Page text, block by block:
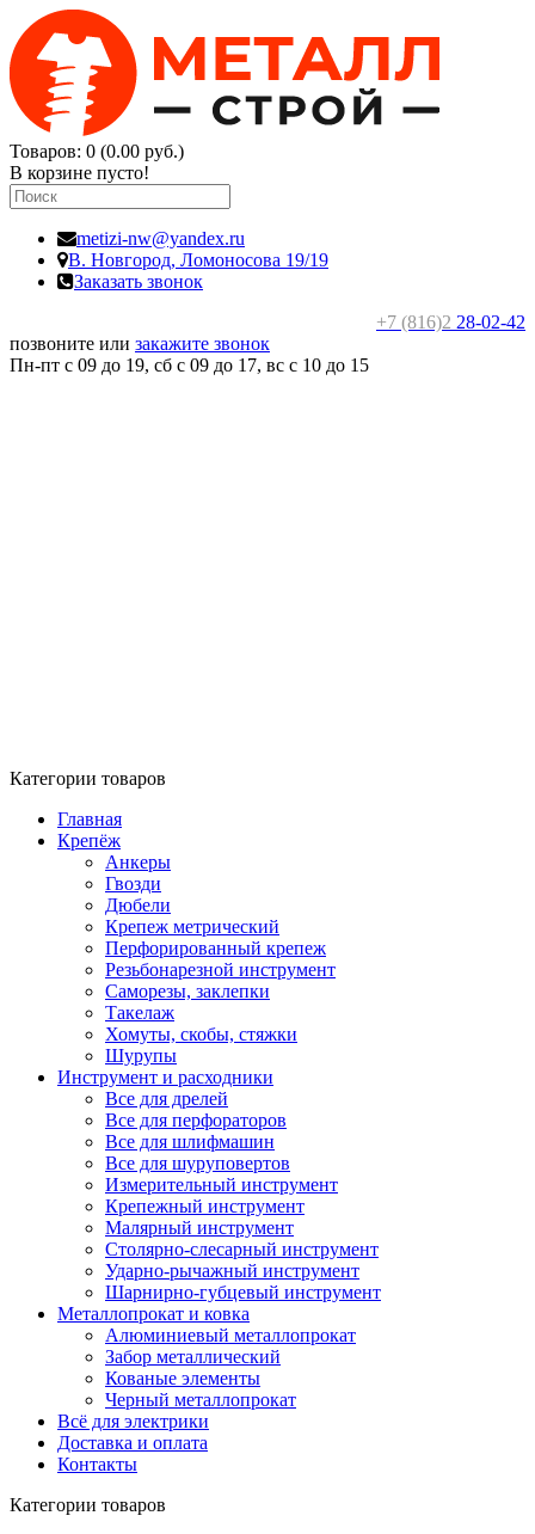
Товаров: 0 (0.00 руб.)
В корзине пусто!
metizi-nw@yandex.ru
В. Новгород, Ломоносова 19/19
Заказать звонок
+7 (816)2 28-02-42
позвоните или закажите звонок
Пн-пт с 09 до 19, сб с 09 до 17, вс c 10 до 15
Категории товаров
Главная
Крепёж
Анкеры
Гвозди
Дюбели
Крепеж метрический
Перфорированный крепеж
Резьбонарезной инструмент
Саморезы, заклепки
Такелаж
Хомуты, скобы, стяжки
Шурупы
Инструмент и расходники
Все для дрелей
Все для перфораторов
Все для шлифмашин
Все для шуруповертов
Измерительный инструмент
Крепежный инструмент
Малярный инструмент
Столярно-слесарный инструмент
Ударно-рычажный инструмент
Шарнирно-губцевый инструмент
Металлопрокат и ковка
Алюминиевый металлопрокат
Забор металлический
Кованые элементы
Черный металлопрокат
Всё для электрики
Доставка и оплата
Контакты
Категории товаров